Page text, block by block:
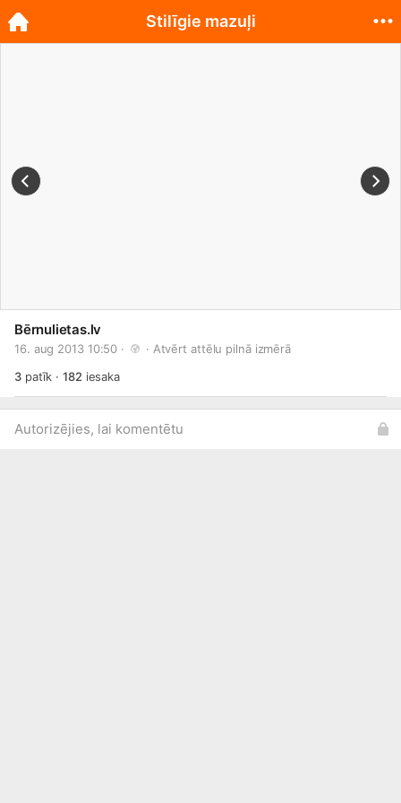
Bērnulietas.lv
16. aug 2013 10:50 · · Atvērt attēlu pilnā izmērā
3patīk ·182 iesaka
Autorizējies, lai komentētu
Stilīgie mazuļi